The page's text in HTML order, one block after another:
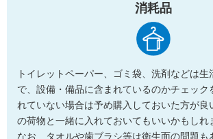
消耗品
トイレットペーパー、ゴミ袋、洗剤などは生
で、設備・備品に含まれているのかチェック
れていない場合は予め購入しておいた方が良
の荷物と一緒に入れておいてもいいかもしれ
なお、タオルや歯ブラシ等は衛生面の問題も